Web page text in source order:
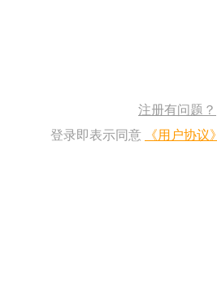
注册有问题？
登录即表示同意
《用户协议》